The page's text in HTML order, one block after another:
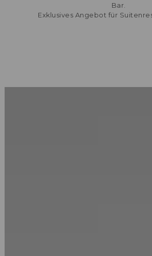
Bar.
Exklusives Angebot für